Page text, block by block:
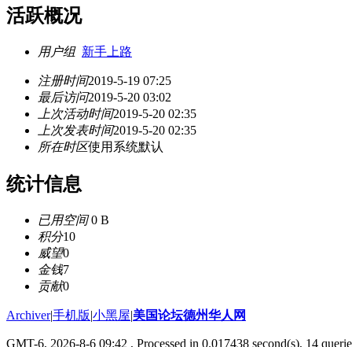
活跃概况
用户组 新手上路
注册时间2019-5-19 07:25
最后访问2019-5-20 03:02
上次活动时间2019-5-20 02:35
上次发表时间2019-5-20 02:35
所在时区使用系统默认
统计信息
已用空间0 B
积分10
威望0
金钱7
贡献0
Archiver|手机版|小黑屋|美国论坛德州华人网
GMT-6, 2026-8-6 09:42 , Processed in 0.017438 second(s), 14